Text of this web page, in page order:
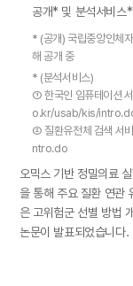
공개* 및 분석서비스
* (공개) 국립중앙인체
해 공개 중
* (분석서비스)
① 한국인 임퓨테이션
o.kr/usab/kis/
② 질환유전체 검색
ntro.do
오믹스 기반 정밀의료
을 통해 주요 질환 연관
은 고위험군 선별 방법
논문이 발표되었습니다.